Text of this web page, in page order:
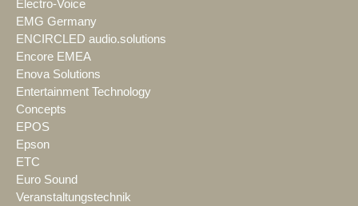
Electro-Voice
EMG Germany
ENCIRCLED audio.solutions
Encore EMEA
Enova Solutions
Entertainment Technology
Concepts
EPOS
Epson
ETC
Euro Sound
Veranstaltungstechnik